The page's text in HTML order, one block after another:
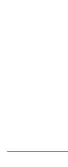
Ürün fiyatı